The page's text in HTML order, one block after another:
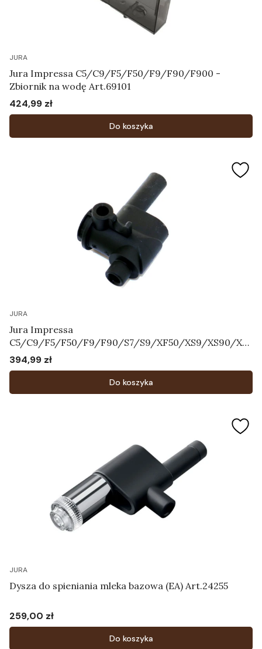
JURA
Jura Impressa C5/C9/F5/F50/F9/F90/F900 -
Zbiornik na wodę Art.69101
Cena
424,99 zł
Do koszyka
JURA
Jura Impressa
C5/C9/F5/F50/F9/F90/S7/S9/XF50/XS9/XS90/XS
95 - Korpus systemu mleka Art.64606
Cena
394,99 zł
Do koszyka
JURA
Dysza do spieniania mleka bazowa (EA) Art.24255
Cena
259,00 zł
Do koszyka